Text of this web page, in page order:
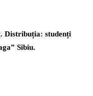
Distribuția: studenți
Sibiu.